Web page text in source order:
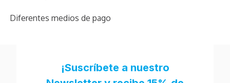
Diferentes medios de pago